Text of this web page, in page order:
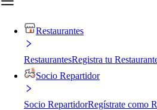
Restaurantes
RestaurantesRegistra tu
Socio Repartidor
Socio RepartidorRegístrate como